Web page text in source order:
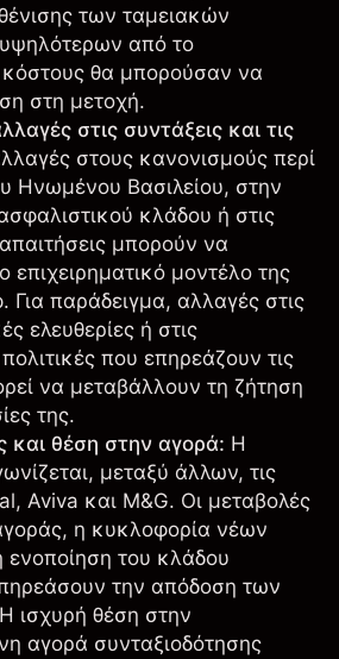
των ταμειακών
από το
θα μπορούσαν να
στη μετοχή.
στις συντάξεις και τις
στους κανονισμούς περί
Ηνωμένου Βασιλείου, στην
κλάδου ή στις
μπορούν να
επιχειρηματικό μοντέλο της
Για παράδειγμα, αλλαγές στις
ελευθερίες ή στις
που επηρεάζουν τις
να μεταβάλλουν τη ζήτηση
της.
και θέση στην αγορά: Η
μεταξύ άλλων, τις
Aviva και M&G. Οι μεταβολές
η κυκλοφορία νέων
ενοποίηση του κλάδου
την απόδοση των
ισχυρή θέση στην
αγορά συνταξιοδότησης